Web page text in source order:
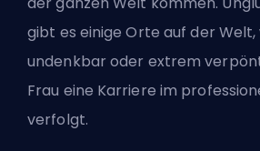
gibt es einige Orte auf der Welt,
undenkbar oder extrem
Frau eine Karriere im
verfolgt.